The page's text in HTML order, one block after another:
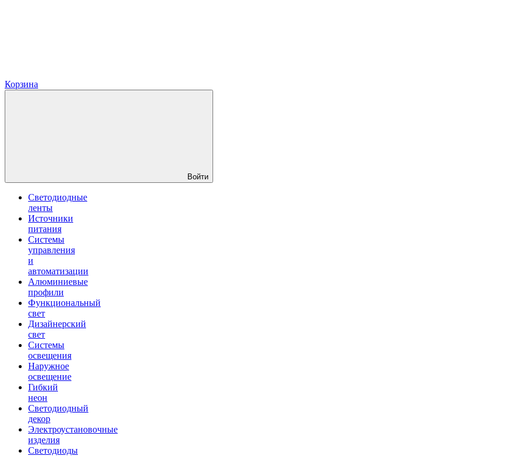
Корзина
Войти
Светодиодные
ленты
Источники
питания
Системы
управления
и
автоматизации
Алюминиевые
профили
Функциональный
свет
Дизайнерский
свет
Системы
освещения
Наружное
освещение
Гибкий
неон
Светодиодный
декор
Электроустановочные
изделия
Светодиоды